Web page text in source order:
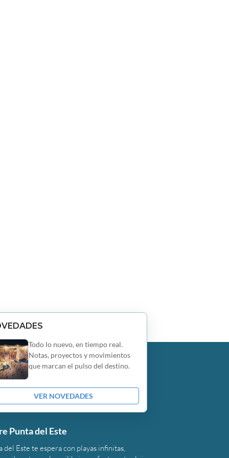
Todo lo nuevo, en tiempo real.
Notas, proyectos y movimientos
que marcan el pulso del destino.
VER NOVEDADES
Punta del Este
del Este te espera con playas infinitas,